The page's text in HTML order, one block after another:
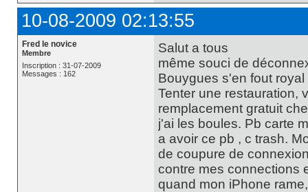
10-08-2009 02:13:55
Fred le novice
Membre
Inscription : 31-07-2009
Messages : 162
Salut a tous
même souci de
Bouygues s'en fout
Tenter une restauration,
remplacement gratuit
j'ai les boules. Pb carte
a avoir ce pb , c trash.
de coupure de
contre mes connections
quand mon iPhone